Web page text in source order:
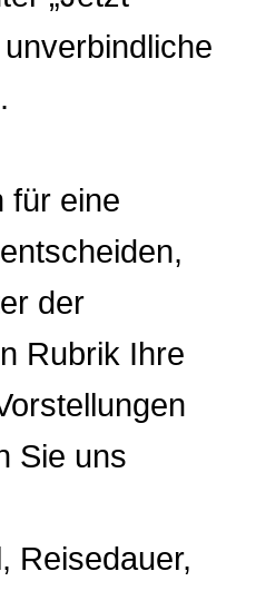
für eine
der
Rubrik Ihre
Sie uns
Reisedauer,